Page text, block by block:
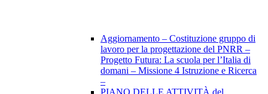
Aggiornamento – Costituzione gruppo di
lavoro per la progettazione del PNRR –
Progetto Futura: La scuola per l’Italia di
domani – Missione 4 Istruzione e Ricerca
–